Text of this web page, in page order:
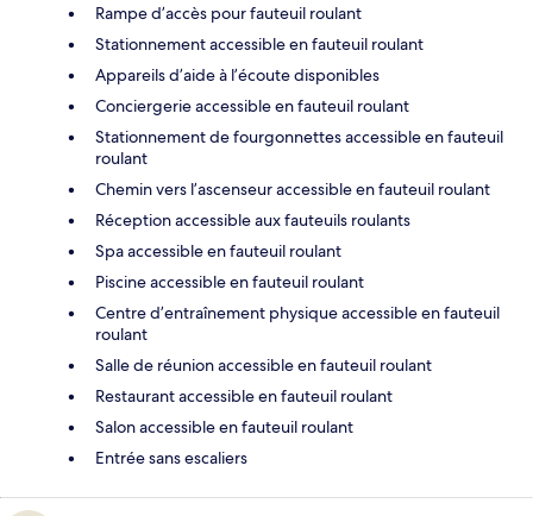
Rampe d’accès pour fauteuil roulant
Stationnement accessible en fauteuil roulant
Appareils d’aide à l’écoute disponibles
Conciergerie accessible en fauteuil roulant
Stationnement de fourgonnettes accessible en fauteuil
roulant
Chemin vers l’ascenseur accessible en fauteuil roulant
Réception accessible aux fauteuils roulants
Spa accessible en fauteuil roulant
Piscine accessible en fauteuil roulant
Centre d’entraînement physique accessible en fauteuil
roulant
Salle de réunion accessible en fauteuil roulant
Restaurant accessible en fauteuil roulant
Salon accessible en fauteuil roulant
Entrée sans escaliers